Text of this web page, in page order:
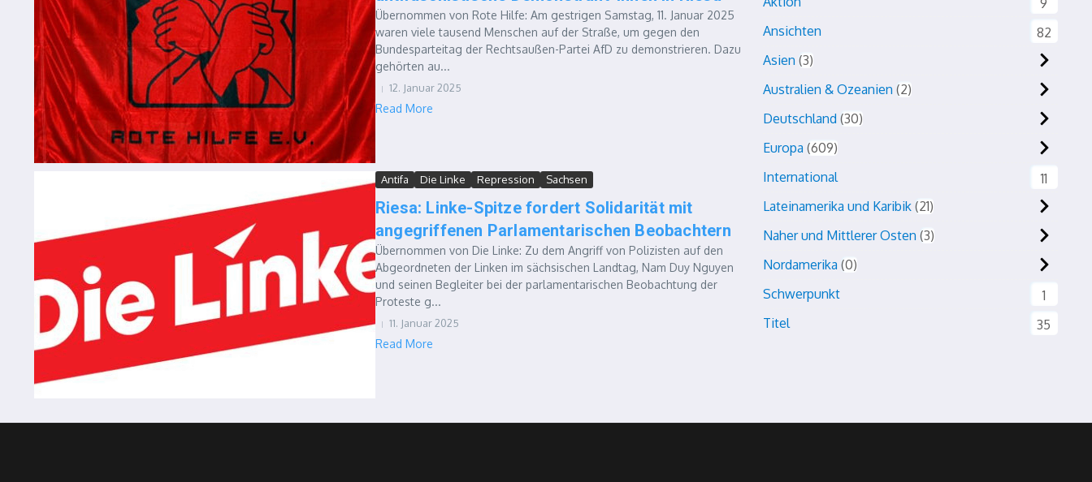
Übernommen von Rote Hilfe: Am gestrigen Samstag, 11. Januar 2025
waren viele tausend Menschen auf der Straße, um gegen den
Bundesparteitag der Rechtsaußen-Partei AfD zu demonstrieren. Dazu
gehörten au...
12. Januar 2025
Read More
Antifa Die Linke Repression Sachsen
Riesa: Linke-Spitze fordert Solidarität mit
angegriffenen Parlamentarischen Beobachtern
Übernommen von Die Linke: Zu dem Angriff von Polizisten auf den
Abgeordneten der Linken im sächsischen Landtag, Nam Duy Nguyen
und seinen Begleiter bei der parlamentarischen Beobachtung der
Proteste g...
11. Januar 2025
Read More
9
Ansichten
82
Asien 3
Australien & Ozeanien 2
Deutschland 30
Europa 609
International
11
Lateinamerika und Karibik 21
Naher und Mittlerer Osten 3
Nordamerika 0
Schwerpunkt
1
Titel
35